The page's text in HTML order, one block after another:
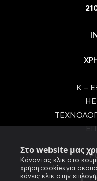
Στο website μας
Κάνοντας κλικ στο
χρήση cookies για
κάνεις κλικ στην
Κ –